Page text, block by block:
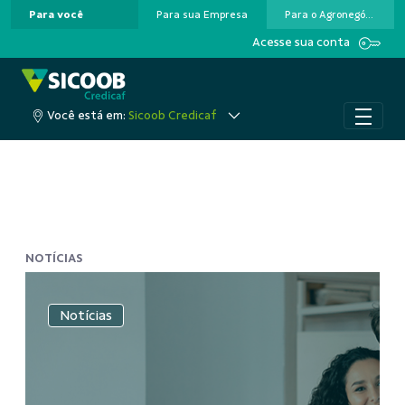
Pular para o Conteúdo principal
Para você Para sua Empresa Para o Agronegócio
Acesse sua conta
Você está em: Sicoob Credicaf
NOTÍCIAS
Notícias